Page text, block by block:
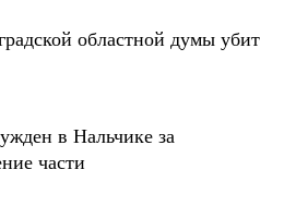
областной думы убит
в Нальчике за
части